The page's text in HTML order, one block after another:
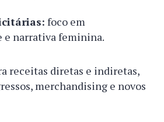
foco em
e narrativa feminina.
receitas diretas e indiretas,
merchandising e novos